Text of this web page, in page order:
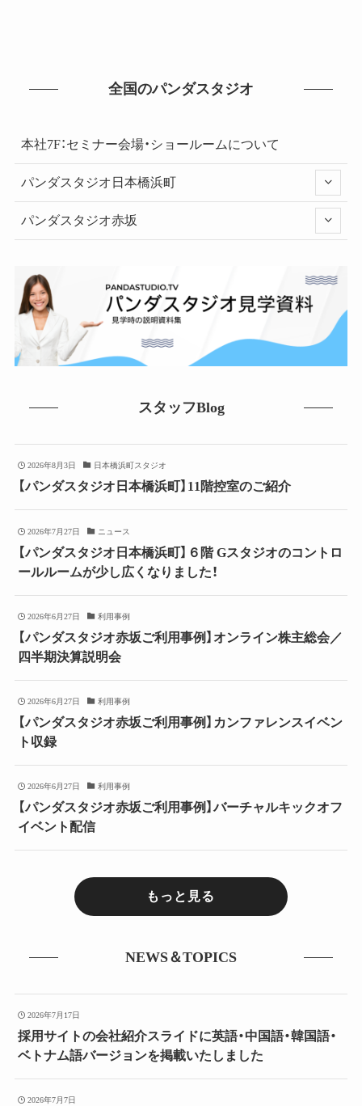
全国のパンダスタジオ
本社7F：セミナー会場・ショールームについて
パンダスタジオ日本橋浜町
パンダスタジオ赤坂
スタッフBlog
2026年8月3日 日本橋浜町スタジオ
【パンダスタジオ日本橋浜町】11階控室のご紹介
2026年7月27日 ニュース
【パンダスタジオ日本橋浜町】６階 Gスタジオのコントロ
ールルームが少し広くなりました！
2026年6月27日 利用事例
【パンダスタジオ赤坂ご利用事例】オンライン株主総会／
四半期決算説明会
2026年6月27日 利用事例
【パンダスタジオ赤坂ご利用事例】カンファレンスイベン
ト収録
2026年6月27日 利用事例
【パンダスタジオ赤坂ご利用事例】バーチャルキックオフ
イベント配信
もっと見る
NEWS＆TOPICS
2026年7月17日
採用サイトの会社紹介スライドに英語・中国語・韓国語・
ベトナム語バージョンを掲載いたしました
2026年7月7日